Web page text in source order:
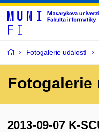
Fotogalerie událostí
Fotogalerie
2013-09-07 K-